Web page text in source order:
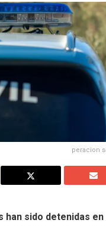
peracion
han sido detenidas